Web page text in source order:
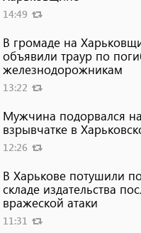
14:49
В громаде на
объявили траур по
железнодорожникам
13:22
Мужчина подорвался на
взрывчатке в
12:26
В Харькове потушили
складе издательства
вражеской атаки
11:31